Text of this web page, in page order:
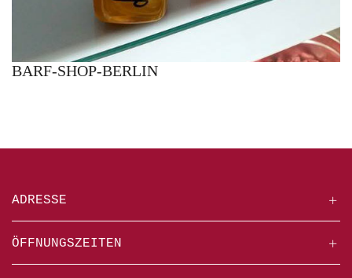
BARF-SHOP-BERLIN
ADRESSE
ÖFFNUNGSZEITEN